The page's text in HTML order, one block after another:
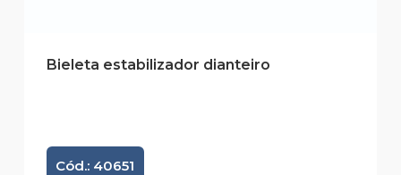
Bieleta estabilizador dianteiro
Cód.: 40651